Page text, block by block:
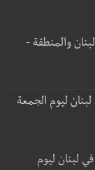
والمنطقة -
ليوم الجمعة
لبنان ليوم